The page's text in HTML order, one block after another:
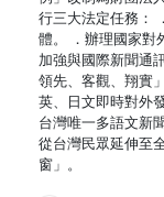
行三大法定任務：
體。 ．辦理國家對
加強與國際新聞通
領先、客觀、翔實
英、日文即時對外
台灣唯一多語文新
從台灣民眾延伸至
窗」。